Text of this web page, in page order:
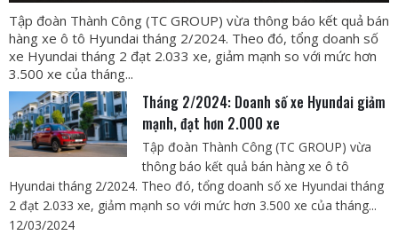
Tập đoàn Thành Công (TC GROUP) vừa thông báo kết quả bán
hàng xe ô tô Hyundai tháng 2/2024. Theo đó, tổng doanh số
xe Hyundai tháng 2 đạt 2.033 xe, giảm mạnh so với mức hơn
3.500 xe của tháng...
Tháng 2/2024: Doanh số xe Hyundai giảm
mạnh, đạt hơn 2.000 xe
Tập đoàn Thành Công (TC GROUP) vừa
thông báo kết quả bán hàng xe ô tô
Hyundai tháng 2/2024. Theo đó, tổng doanh số xe Hyundai tháng
2 đạt 2.033 xe, giảm mạnh so với mức hơn 3.500 xe của tháng...
12/03/2024